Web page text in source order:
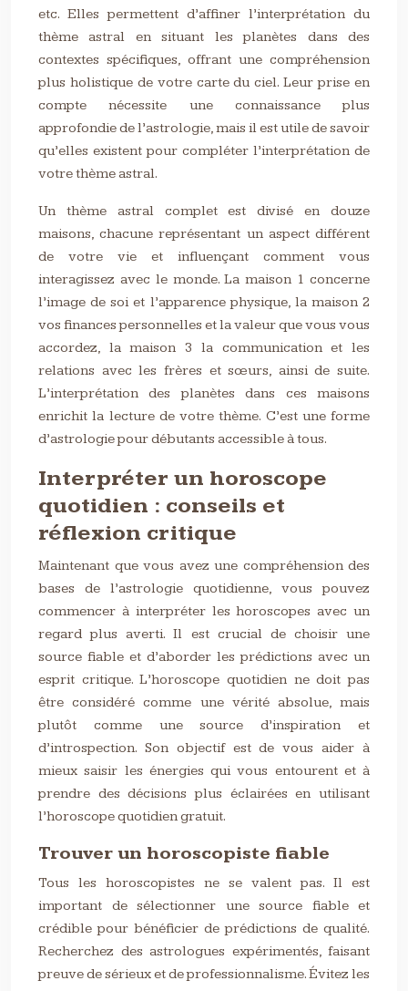
etc. Elles permettent d’affiner l’interprétation du
thème astral en situant les planètes dans des
contextes spécifiques, offrant une compréhension
plus holistique de votre carte du ciel. Leur prise en
compte nécessite une connaissance plus
approfondie de l’astrologie, mais il est utile de savoir
qu’elles existent pour compléter l’interprétation de
votre thème astral.
Un thème astral complet est divisé en douze
maisons, chacune représentant un aspect différent
de votre vie et influençant comment vous
interagissez avec le monde. La maison 1 concerne
l’image de soi et l’apparence physique, la maison 2
vos finances personnelles et la valeur que vous vous
accordez, la maison 3 la communication et les
relations avec les frères et sœurs, ainsi de suite.
L’interprétation des planètes dans ces maisons
enrichit la lecture de votre thème. C’est une forme
d’astrologie pour débutants accessible à tous.
Interpréter un horoscope
quotidien : conseils et
réflexion critique
Maintenant que vous avez une compréhension des
bases de l’astrologie quotidienne, vous pouvez
commencer à interpréter les horoscopes avec un
regard plus averti. Il est crucial de choisir une
source fiable et d’aborder les prédictions avec un
esprit critique. L’horoscope quotidien ne doit pas
être considéré comme une vérité absolue, mais
plutôt comme une source d’inspiration et
d’introspection. Son objectif est de vous aider à
mieux saisir les énergies qui vous entourent et à
prendre des décisions plus éclairées en utilisant
l’horoscope quotidien gratuit.
Trouver un horoscopiste fiable
Tous les horoscopistes ne se valent pas. Il est
important de sélectionner une source fiable et
crédible pour bénéficier de prédictions de qualité.
Recherchez des astrologues expérimentés, faisant
preuve de sérieux et de professionnalisme. Évitez les